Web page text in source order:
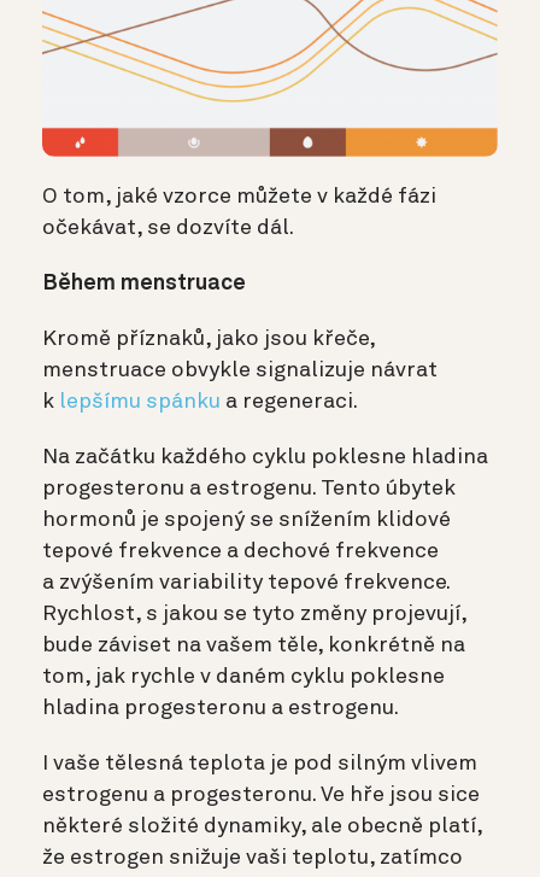
O tom, jaké vzorce můžete v každé fázi
očekávat, se dozvíte dál.
Během menstruace
Kromě příznaků, jako jsou křeče,
menstruace obvykle signalizuje návrat
k lepšímu spánku a regeneraci.
Na začátku každého cyklu poklesne hladina
progesteronu a estrogenu. Tento úbytek
hormonů je spojený se snížením klidové
tepové frekvence a dechové frekvence
a zvýšením variability tepové frekvence.
Rychlost, s jakou se tyto změny projevují,
bude záviset na vašem těle, konkrétně na
tom, jak rychle v daném cyklu poklesne
hladina progesteronu a estrogenu.
I vaše tělesná teplota je pod silným vlivem
estrogenu a progesteronu. Ve hře jsou sice
některé složité dynamiky, ale obecně platí,
že estrogen snižuje vaši teplotu, zatímco